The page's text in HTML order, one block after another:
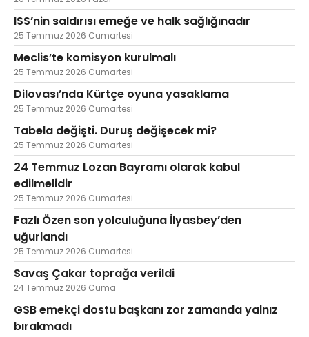
ISS’nin saldırısı emeğe ve halk sağlığınadır
25 Temmuz 2026 Cumartesi
Meclis’te komisyon kurulmalı
25 Temmuz 2026 Cumartesi
Dilovası’nda Kürtçe oyuna yasaklama
25 Temmuz 2026 Cumartesi
Tabela değişti. Duruş değişecek mi?
25 Temmuz 2026 Cumartesi
24 Temmuz Lozan Bayramı olarak kabul
edilmelidir
25 Temmuz 2026 Cumartesi
Fazlı Özen son yolculuğuna İlyasbey’den
uğurlandı
25 Temmuz 2026 Cumartesi
Savaş Çakar toprağa verildi
24 Temmuz 2026 Cuma
GSB emekçi dostu başkanı zor zamanda yalnız
bırakmadı